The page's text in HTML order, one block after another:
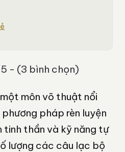
- (3 bình chọn)
môn võ thuật nổi
pháp rèn luyện
thần và kỹ năng tự
lượng các câu lạc bộ